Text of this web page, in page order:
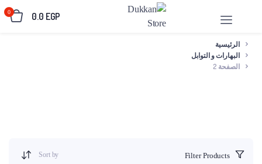
0.0 EGP
0
الرئيسية
البهارات و التوابل
الصفحة 2
Filter Products
Sort by